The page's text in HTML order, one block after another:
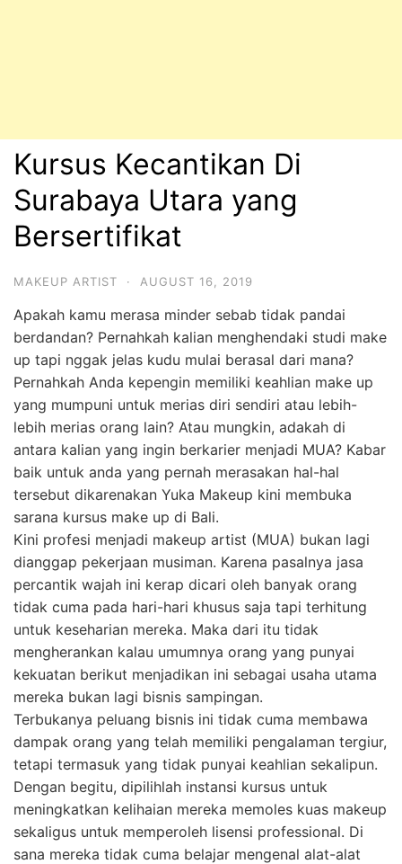
Kursus Kecantikan Di
Surabaya Utara yang
Bersertifikat
MAKEUP ARTIST · AUGUST 16, 2019
Apakah kamu merasa minder sebab tidak pandai
berdandan? Pernahkah kalian menghendaki studi make
up tapi nggak jelas kudu mulai berasal dari mana?
Pernahkah Anda kepengin memiliki keahlian make up
yang mumpuni untuk merias diri sendiri atau lebih-
lebih merias orang lain? Atau mungkin, adakah di
antara kalian yang ingin berkarier menjadi MUA? Kabar
baik untuk anda yang pernah merasakan hal-hal
tersebut dikarenakan Yuka Makeup kini membuka
sarana kursus make up di Bali.
Kini profesi menjadi makeup artist (MUA) bukan lagi
dianggap pekerjaan musiman. Karena pasalnya jasa
percantik wajah ini kerap dicari oleh banyak orang
tidak cuma pada hari-hari khusus saja tapi terhitung
untuk keseharian mereka. Maka dari itu tidak
mengherankan kalau umumnya orang yang punyai
kekuatan berikut menjadikan ini sebagai usaha utama
mereka bukan lagi bisnis sampingan.
Terbukanya peluang bisnis ini tidak cuma membawa
dampak orang yang telah memiliki pengalaman tergiur,
tetapi termasuk yang tidak punyai keahlian sekalipun.
Dengan begitu, dipilihlah instansi kursus untuk
meningkatkan kelihaian mereka memoles kuas makeup
sekaligus untuk memperoleh lisensi professional. Di
sana mereka tidak cuma belajar mengenal alat-alat